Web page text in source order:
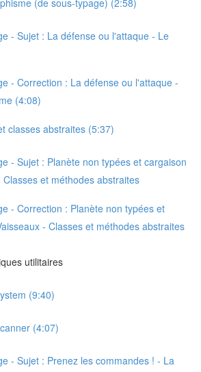
- Sujet : La défense ou l'attaque - Le
- Correction : La défense ou l'attaque -
(4:08)
classes abstraites (5:37)
- Sujet : Planète non typées et cargaison
Classes et méthodes abstraites
- Correction : Planète non typées et
- Classes et méthodes abstraites
utilitaires
(9:40)
(4:07)
- Sujet : Prenez les commandes ! - La